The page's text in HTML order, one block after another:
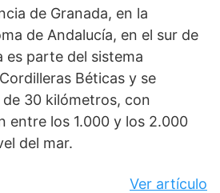
de Granada, en la
de Andalucía, en el sur de
es parte del sistema
Béticas y se
30 kilómetros, con
entre los 1.000 y los 2.000
del mar.
Ver artículo